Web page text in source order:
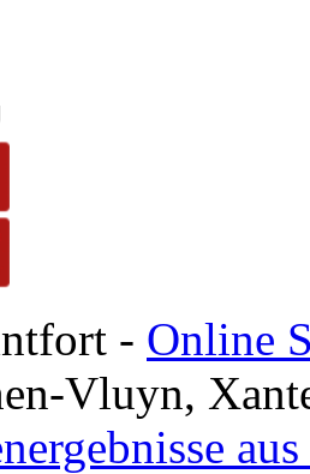
- Online
Vluyn,